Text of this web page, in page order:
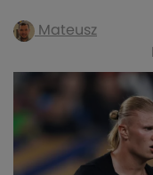
Mateusz